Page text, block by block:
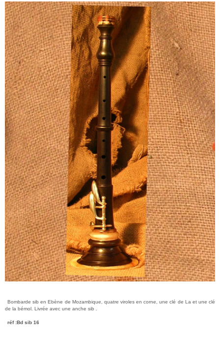
Bombarde sib en Ebène de Mozambique, quatre viroles en corne, une clé de La et une clé
de la bémol. Livrée avec une anche sib .
réf :Bd sib 16